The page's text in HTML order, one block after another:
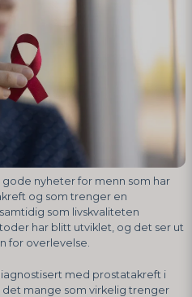
nyheter for menn som har
og som trenger en
som livskvaliteten
har blitt utviklet, og det ser ut
for overlevelse.
med prostatakreft i
det mange som virkelig trenger